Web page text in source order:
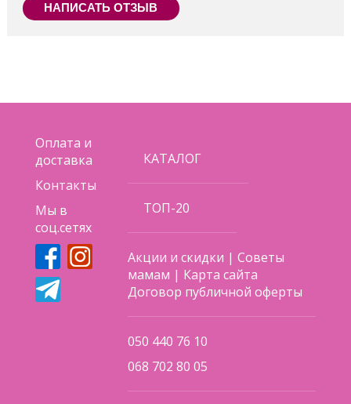
НАПИСАТЬ ОТЗЫВ
Оплата и
доставка
Контакты
Мы в
соц.сетях
КАТАЛОГ
ТОП-20
Акции и скидки |Советы
мамам | Карта сайта
Договор публичной оферты
050 440 76 10
068 702 80 05